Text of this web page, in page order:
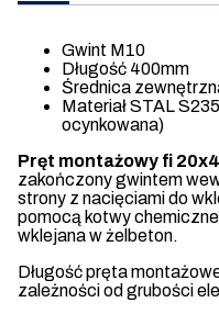
Gwint M10
Długość 400mm
Średnica
Materiał STAL
ocynkowana)
Pręt montażowy fi
zakończony gwintem
strony z nacięciami do
pomocą kotwy
wklejana w żelbeton.
Długość pręta
zależności od grubości